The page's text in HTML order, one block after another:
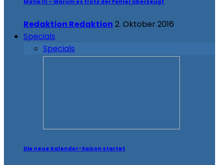
Mafia III – Warum es trotz der Fehler überzeugt
Redaktion Redaktion 2. Oktober 2016
Specials
Specials
Die neue Kalender-Saison startet